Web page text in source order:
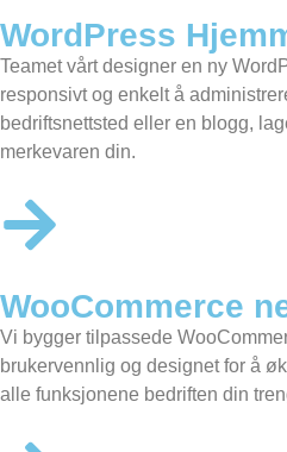
WordPress
Teamet vårt designer en ny
responsivt og enkelt å
bedriftsnettsted eller en blogg,
merkevaren din.
WooCommerce
Vi bygger tilpassede
brukervennlig og designet for å
alle funksjonene bedriften din